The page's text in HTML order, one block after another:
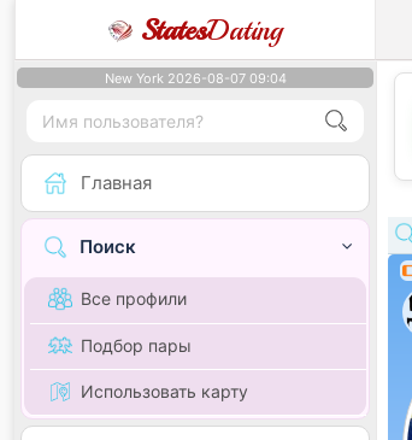
StatesDating
New York 2026-08-07 09:04
Главная
Поиск
Все профили
Подбор пары
Использовать карту